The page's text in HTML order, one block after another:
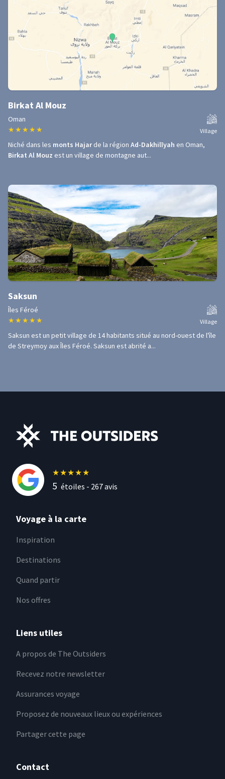
Birkat Al Mouz
Oman
★ ★ ★ ★ ★ Village
Niché dans les monts Hajarde la région Ad-Dakhilīyah en Oman,
Birkat Al Mouz est un village de montagne aut...
Saksun
Îles Féroé
★ ★ ★ ★ ★ Village
Saksun est un petit village de 14 habitants situé au nord-ouest de l'île
de Streymoy aux Îles Féroé. Saksun est abrité a...
★★★★★
5 étoiles - 267avis
Voyage à la carte
Inspiration
Destinations
Quand partir
Nos offres
Liens utiles
A propos de The Outsiders
Recevez notre newsletter
Assurances voyage
Proposez de nouveaux lieux ou expériences
Partager cette page
Contact